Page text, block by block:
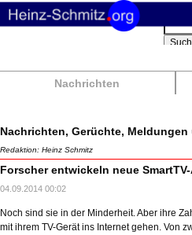
Nachrichten
Nachrichten, Gerüchte,
Redaktion: Heinz Schmitz
Forscher entwickeln neue
04.09.2014 00:02
Noch sind sie in der Minderheit. Aber ihre
mit ihrem TV-Gerät ins Internet gehen. Von